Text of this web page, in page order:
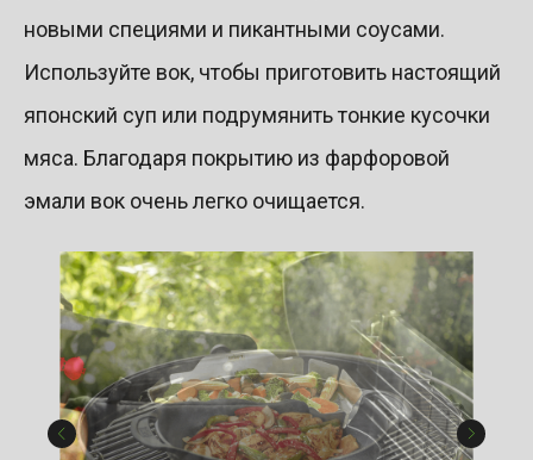
новыми специями и пикантными соусами.
Используйте вок, чтобы приготовить настоящий
японский суп или подрумянить тонкие кусочки
мяса. Благодаря покрытию из фарфоровой
эмали вок очень легко очищается.